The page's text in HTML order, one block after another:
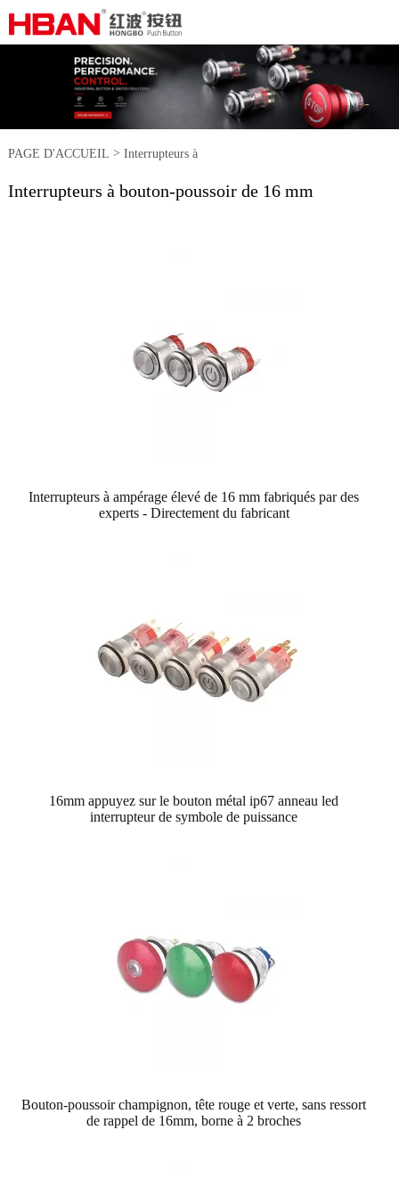
PAGE D'ACCUEIL > Interrupteurs à
boutons en métal>Interrupteurs à
Interrupteurs à bouton-poussoir de 16 mm
Interrupteurs à ampérage élevé de 16 mm fabriqués par des
experts - Directement du fabricant
16mm appuyez sur le bouton métal ip67 anneau led
interrupteur de symbole de puissance
Bouton-poussoir champignon, tête rouge et verte, sans ressort
de rappel de 16mm, borne à 2 broches